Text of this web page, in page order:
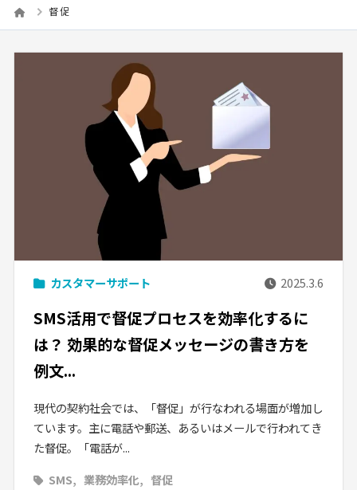
督促
カスタマーサポート 2025.3.6
SMS活用で督促プロセスを効率化するに
は？ 効果的な督促メッセージの書き方を
例文...
現代の契約社会では、「督促」が行なわれる場面が増加し
ています。主に電話や郵送、あるいはメールで行われてき
た督促。「電話が...
SMS
業務効率化 督促